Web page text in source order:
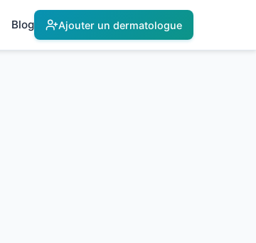
Blog Ajouter un dermatologue